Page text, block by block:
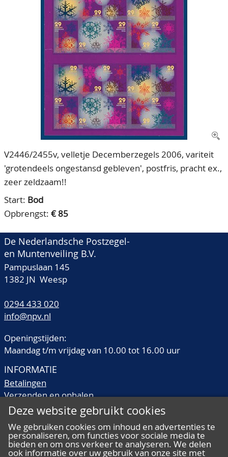
Ons Team
80 jarig bestaan
V2446/2455v, velletje Decemberzegels 2006, variteit
'grotendeels ongestansd gebleven', postfris, pracht ex.,
zeer zeldzaam!!
Start: Bod
Opbrengst: € 85
De Nederlandsche Postzegel-
en Muntenveiling B.V.
Pampuslaan 145
1382 JN Weesp
0294 433 020
info@npv.nl
Openingstijden:
Maandag t/m vrijdag van 10.00 tot 16.00 uur
INFORMATIE
Betalingen
Verzenden en ophalen
Veilingtermen
Kwaliteitsomschrijvingen
Veelgestelde vragen
Deze website gebruikt cookies
We gebruiken cookies om inhoud en advertenties te
personaliseren, om functies voor sociale media te
bieden en om ons verkeer te analyseren. We delen
ook informatie over uw gebruik van onze site met